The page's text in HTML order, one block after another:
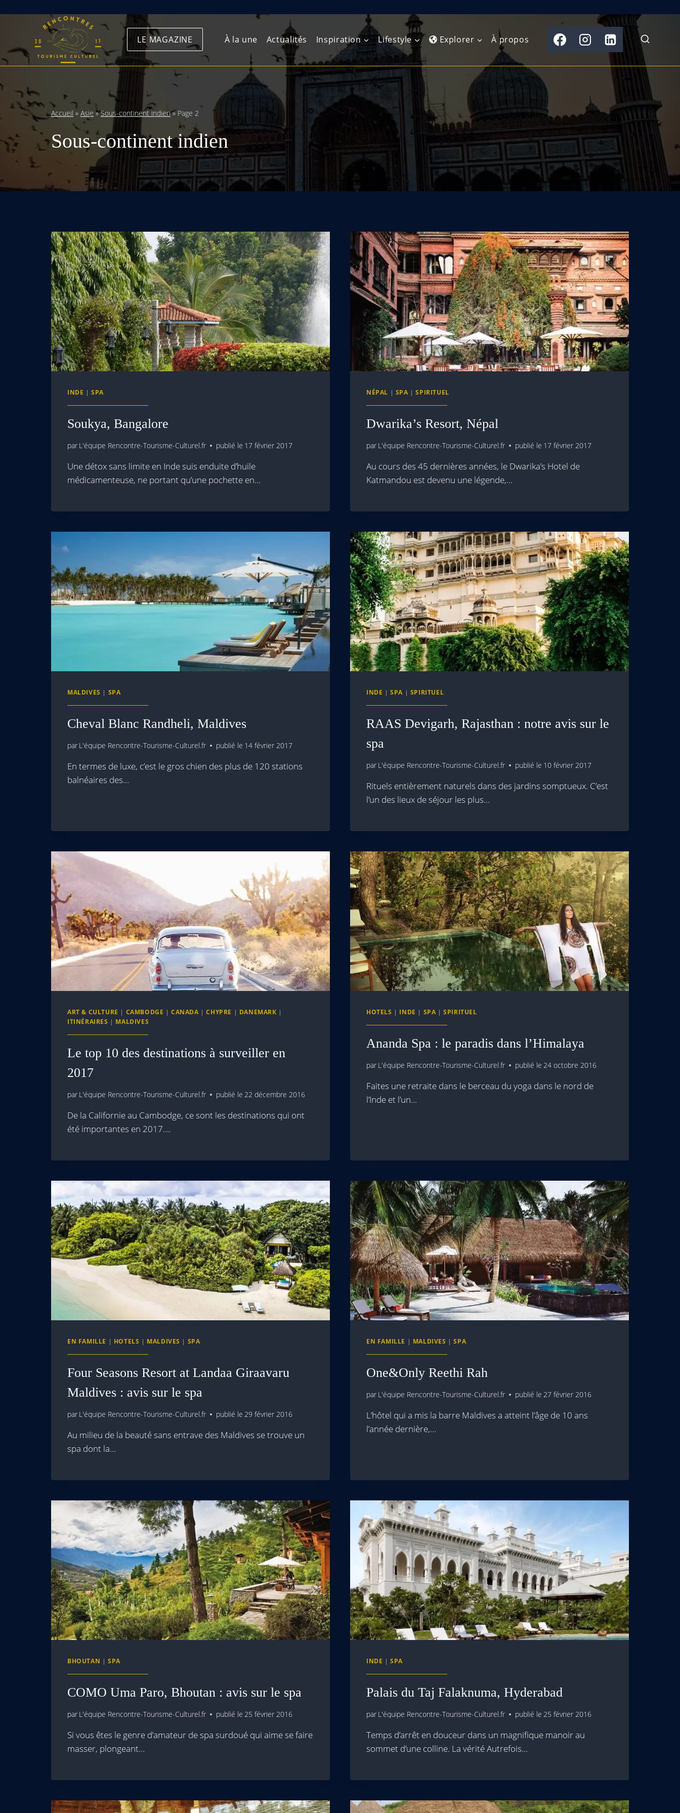
content
LE MAGAZINE À la une Actualités Inspiration Lifestyle Explorer
Europe de l’Ouest
Europe du Nord
Europe centrale
Europe de l’Est
Balkans
Amérique du Nord
Amérique centrale
Antilles et Caraïbes
(Maghreb)
Afrique de l’Ouest
Afrique de l’Est
Afrique australe
Asie centrale
Sous-continent
Asie du Sud-Est
Australasie
Îles du Pacifique
À propos
Accueil » Asie »Sous-continent indien» Page 2
Sous-continent indien
INDE |SPA
Soukya, Bangalore
par L'équipe Rencontre-Tourisme-Culturel.fr publié le 17 février 2017
Une détox sans limite en Inde suis enduite d’huile
médicamenteuse, ne portant qu’une pochette en…
NÉPAL | SPA |SPIRITUEL
Dwarika’s Resort, Népal
par L'équipe Rencontre-Tourisme-Culturel.fr publié le 17 février 2017
Au cours des 45 dernières années, le Dwarika’s Hotel de
Katmandou est devenu une légende,…
MALDIVES | SPA
Cheval Blanc Randheli, Maldives
par L'équipe Rencontre-Tourisme-Culturel.fr publié le 14 février 2017
En termes de luxe, c’est le gros chien des plus de 120 stations
balnéaires des…
INDE |SPA | SPIRITUEL
RAAS Devigarh, Rajasthan : notre avis sur le
spa
par L'équipe Rencontre-Tourisme-Culturel.fr publié le 10 février 2017
Rituels entièrement naturels dans des jardins somptueux. C’est
l’un des lieux de séjour les plus…
ART & CULTURE | CAMBODGE |CANADA |CHYPRE | DANEMARK |
ITINÉRAIRES | MALDIVES
Le top 10 des destinations à surveiller en
2017
par L'équipe Rencontre-Tourisme-Culturel.fr publié le 22 décembre 2016
De la Californie au Cambodge, ce sont les destinations qui ont
été importantes en 2017….
HOTELS | INDE | SPA |SPIRITUEL
Ananda Spa : le paradis dans l’Himalaya
par L'équipe Rencontre-Tourisme-Culturel.fr publié le 24 octobre 2016
Faites une retraite dans le berceau du yoga dans le nord de
l’Inde et l’un…
EN FAMILLE | HOTELS | MALDIVES | SPA
Four Seasons Resort at Landaa Giraavaru
Maldives : avis sur le spa
par L'équipe Rencontre-Tourisme-Culturel.fr publié le 29 février 2016
Au milieu de la beauté sans entrave des Maldives se trouve un
spa dont la…
EN FAMILLE | MALDIVES |SPA
One&Only Reethi Rah
par L'équipe Rencontre-Tourisme-Culturel.fr publié le 27 février 2016
L’hôtel qui a mis la barre Maldives a atteint l’âge de 10 ans
l’année dernière,…
BHOUTAN | SPA
COMO Uma Paro, Bhoutan : avis sur le spa
par L'équipe Rencontre-Tourisme-Culturel.fr publié le 25 février 2016
Si vous êtes le genre d’amateur de spa surdoué qui aime se faire
masser, plongeant…
INDE |SPA
Palais du Taj Falaknuma, Hyderabad
par L'équipe Rencontre-Tourisme-Culturel.fr publié le 25 février 2016
Temps d’arrêt en douceur dans un magnifique manoir au
sommet d’une colline. La vérité Autrefois…